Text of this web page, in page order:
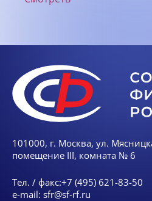
101000, г. Москва, ул.
помещение III, комната № 6
Тел. / факс:+7 (495) 621-83-50
e-mail: sfr@sf-rf.ru